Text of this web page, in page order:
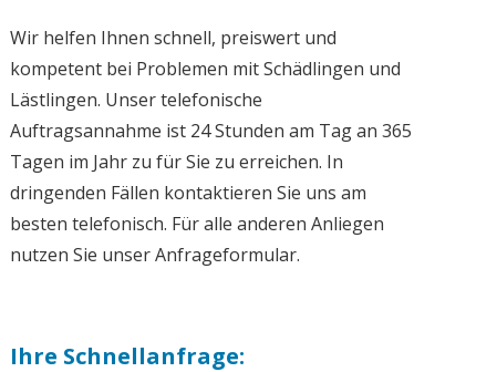
Wir helfen Ihnen schnell, preiswert und
kompetent bei Problemen mit Schädlingen und
Lästlingen. Unser telefonische
Auftragsannahme ist 24 Stunden am Tag an 365
Tagen im Jahr zu für Sie zu erreichen. In
dringenden Fällen kontaktieren Sie uns am
besten telefonisch. Für alle anderen Anliegen
nutzen Sie unser Anfrageformular.
Ihre Schnellanfrage: